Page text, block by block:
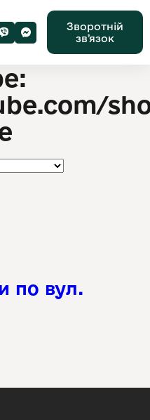
Зворотній
звʼязок
по вул.